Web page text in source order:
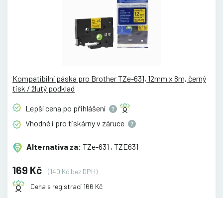
Kompatibilní páska pro Brother TZe-631, 12mm x 8m, černý
tisk / žlutý podklad
Lepší cena po přihlášení
Vhodné i pro tiskárny v záruce
Alternativa za: TZe-631 , TZE631
169 Kč
(140 Kč bez DPH)
Cena s registrací 166 Kč